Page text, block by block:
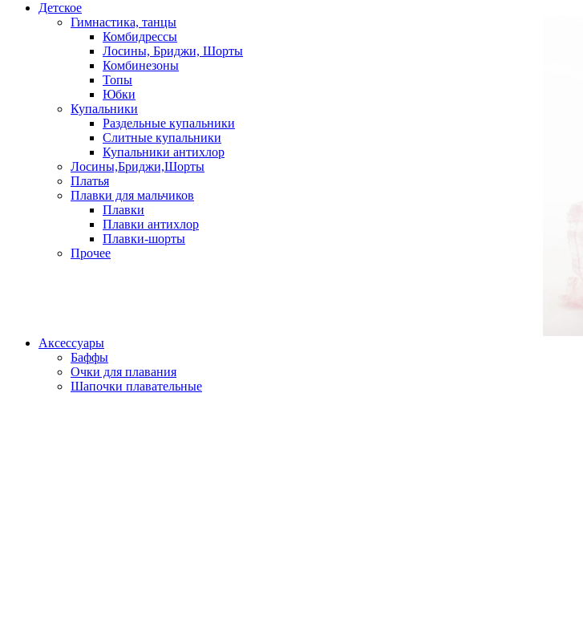
Детское
Гимнастика, танцы
Комбидрессы
Лосины, Бриджи, Шорты
Комбинезоны
Топы
Юбки
Купальники
Раздельные купальники
Слитные купальники
Купальники антихлор
Лосины,Бриджи,Шорты
Платья
Плавки для мальчиков
Плавки
Плавки антихлор
Плавки-шорты
Прочее
Аксессуары
Баффы
Очки для плавания
Шапочки плавательные